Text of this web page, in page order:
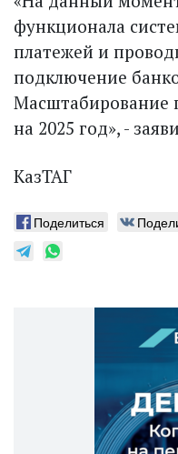
функционала
платежей и
подключение
Масштабирование
на 2025 год», -
КазТАГ
Поделиться